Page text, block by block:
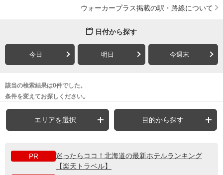
ウォーカープラス掲載の駅・路線について
日付から探す
今日 明日 今週末
該当の検索結果は0件でした。
条件を変えてお探しください。
エリアを選択 目的から探す
PR
迷ったらココ！北海道の最新ホテルランキング
【楽天トラベル】